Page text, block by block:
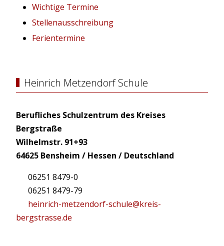
Wichtige Termine
Stellenausschreibung
Ferientermine
Heinrich Metzendorf Schule
Berufliches Schulzentrum des Kreises
Bergstraße
Wilhelmstr. 91+93
64625 Bensheim / Hessen / Deutschland
06251 8479-0
06251 8479-79
heinrich-metzendorf-schule@kreis-
bergstrasse.de